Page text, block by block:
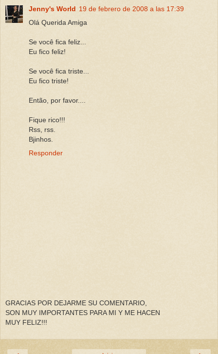
Jenny's World 19 de febrero de 2008 a las 17:39
Olá Querida Amiga
Se você fica feliz...
Eu fico feliz!
Se você fica triste...
Eu fico triste!
Então, por favor....
Fique rico!!!
Rss, rss.
Bjinhos.
Responder
GRACIAS POR DEJARME SU COMENTARIO,
SON MUY IMPORTANTES PARA MI Y ME HACEN
MUY FELIZ!!!